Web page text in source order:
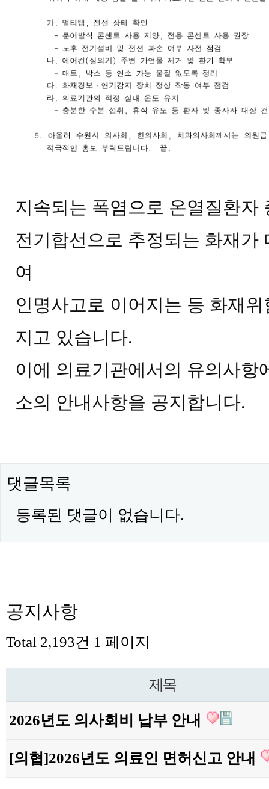
지속되는 폭염으로 온열질환자
전기합선으로 추정되는 화재가
여
인명사고로 이어지는 등 화재
지고 있습니다.
이에 의료기관에서의 유의사항
소의 안내사항을 공지합니다.
댓글목록
등록된 댓글이 없습니다.
공지사항
Total 2,193건 1 페이지
제목
2026년도 의사회비 납부 안내
[의협]2026년도 의료인 면허신고 안내